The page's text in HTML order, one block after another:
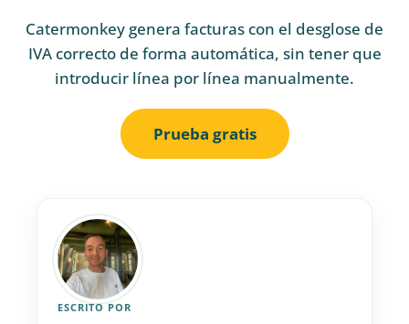
Catermonkey genera facturas con el desglose de
IVA correcto de forma automática, sin tener que
introducir línea por línea manualmente.
Prueba gratis
ESCRITO POR